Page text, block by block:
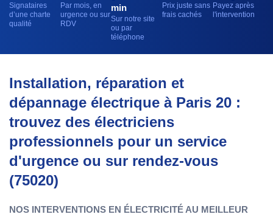
Signataires
d’une charte
qualité
Par mois, en
urgence ou sur
RDV
min
Sur notre site
ou par
téléphone
Prix juste sans
frais cachés
Payez après
l'intervention
Installation, réparation et
dépannage électrique à Paris 20 :
trouvez des électriciens
professionnels pour un service
d'urgence ou sur rendez-vous
(75020)
NOS INTERVENTIONS EN ÉLECTRICITÉ AU MEILLEUR